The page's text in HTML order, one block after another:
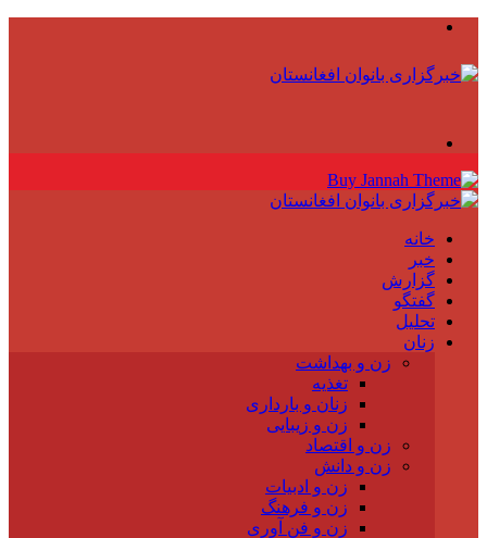
خانه
خبر
گزارش
گفتگو
تحلیل
زنان
زن و بهداشت
تغذیه
زنان و بارداری
زن و زیبایی
زن و اقتصاد
زن و دانش
زن و ادبیات
زن و فرهنگ
زن و فن آوری